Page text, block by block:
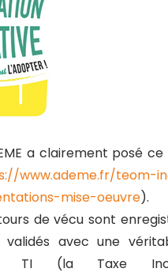
a clairement posé
www.ademe.fr/teom-
mise-oeuvre).
de vécu sont
validés avec une
TI (la Taxe